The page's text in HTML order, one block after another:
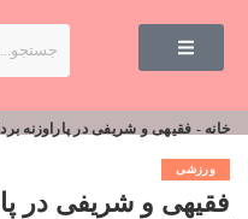
خانه - فقیهی و شریفی در پاراوزنه
ورزشی
فقیهی و شریفی در